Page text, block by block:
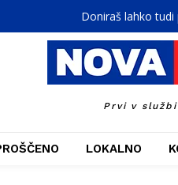
Doniraš lahko tudi
Prvi v
LOKALNO